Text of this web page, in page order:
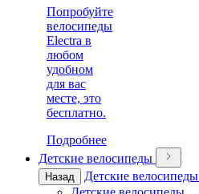
Попробуйте
велосипеды
Electra в
любом
удобном
для вас
месте, это
бесплатно.
Подробнее
Детские велосипеды
Назад
Детские велосипеды